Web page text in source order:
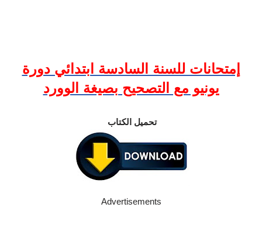
إمتحانات للسنة السادسة ابتدائي دورة
يونيو مع التصحيح بصيغة الوورد
تحميل الكتاب
Advertisements